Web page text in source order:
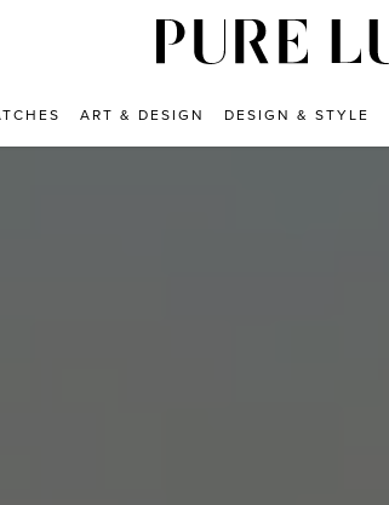
ART & DESIGN DESIGN & STYLE